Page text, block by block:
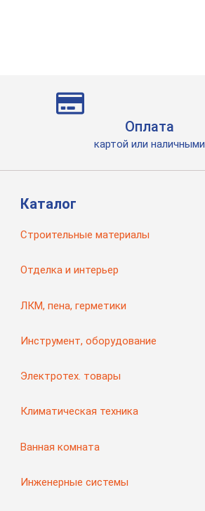
Оплата
картой или наличными
Каталог
Строительные материалы
Отделка и интерьер
ЛКМ, пена, герметики
Инструмент, оборудование
Электротех. товары
Климатическая техника
Ванная комната
Инженерные системы